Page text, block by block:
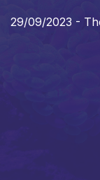
29/09/2023 -